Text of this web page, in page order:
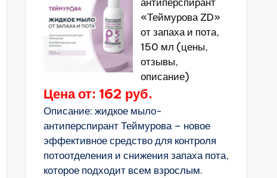
«Теймурова ZD»
от запаха и пота,
150 мл (цены,
отзывы,
описание)
Цена от: 162 руб.
Описание: жидкое мыло-
антиперспирант Теймурова – новое
эффективное средство для контроля
потоотделения и снижения запаха пота,
которое подходит всем взрослым.